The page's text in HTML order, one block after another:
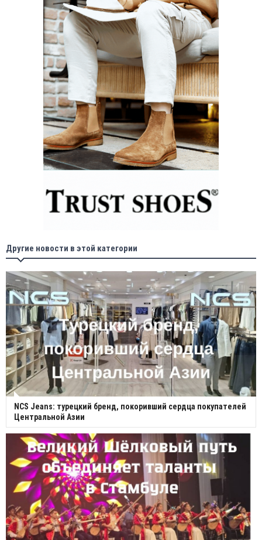
Другие новости в этой категории
NCS Jeans: турецкий бренд, покоривший сердца покупателей
Центральной Азии